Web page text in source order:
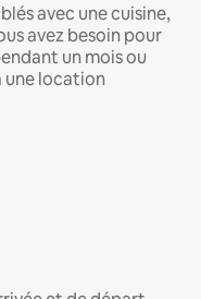
avec une cuisine,
avez besoin pour
un mois ou
une location